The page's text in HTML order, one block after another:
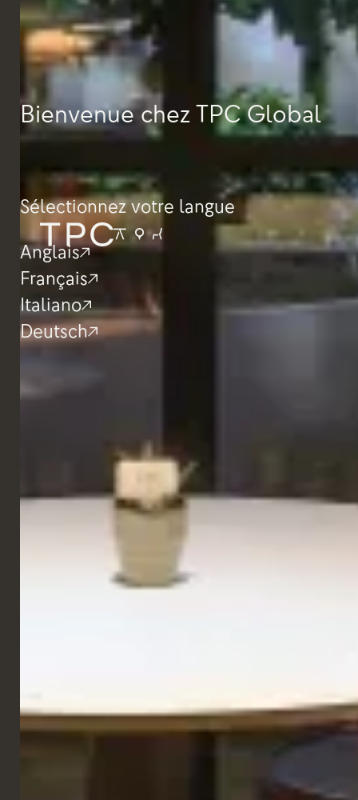
Bienvenue chez TPC Global
Sélectionnez votre langue
Anglais
Français
Italiano
Deutsch